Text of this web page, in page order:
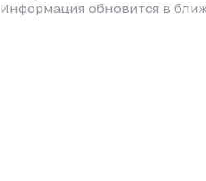
Информация обновится в